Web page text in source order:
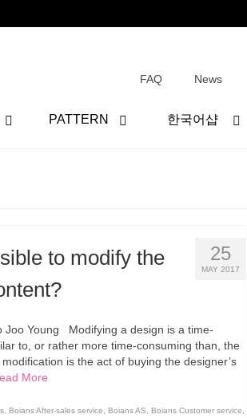
FAQ News
PATTERN 한국어샵
25
MAY 2017
to modify the
Young Modifying a design is a time-
to, or rather more time-consuming than, the
is the act of buying the designer’s
More
, Boians After-sales service Boians AS Boians Customer service